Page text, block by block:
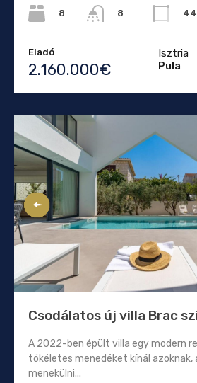
8
8
Eladó
2.160.000€
Isztria
Pula
Csodálatos új villa Brac
A 2022-ben épült villa egy modern
tökéletes menedéket kínál azoknak,
menekülni...